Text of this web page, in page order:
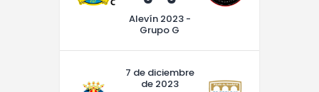
Alevín 2023 -
Grupo G
7 de diciembre
de 2023